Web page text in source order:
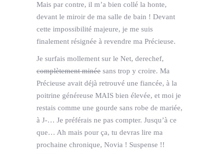
Mais par contre, il m’a bien collé la honte,
devant le miroir de ma salle de bain ! Devant
cette impossibilité majeure, je me suis
finalement résignée à revendre ma Précieuse.
Je surfais mollement sur le Net, derechef,
complètement minée sans trop y croire. Ma
Précieuse avait déjà retrouvé une fiancée, à la
poitrine généreuse MAIS bien élevée, et moi je
restais comme une gourde sans robe de mariée,
à J-… Je préférais ne pas compter. Jusqu’à ce
que… Ah mais pour ça, tu devras lire ma
prochaine chronique, Novia ! Suspense !!